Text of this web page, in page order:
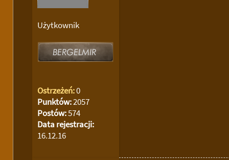
Użytkownik
Ostrzeżeń:0
Punktów:2057
Postów:574
Data rejestracji:
16.12.16